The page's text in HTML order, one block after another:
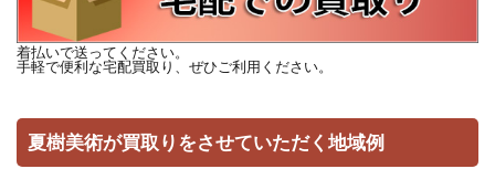
着払いで送ってください。
手軽で便利な宅配買取り、ぜひご利用ください。
夏樹美術が買取りをさせていただく地域例